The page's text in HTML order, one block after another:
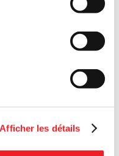
Afficher les détails